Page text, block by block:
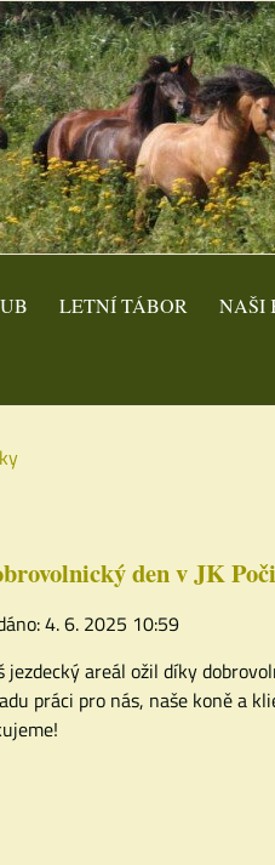
LETNÍ TÁBOR NAŠI
den v JK
4. 6. 2025 10:59
jezdecký areál ožil díky
práci pro nás, naše koně a